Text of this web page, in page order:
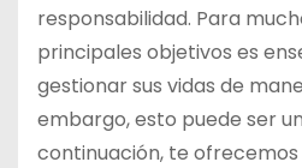
responsabilidad. Para
principales objetivos es
gestionar sus vidas de
embargo, esto puede ser
continuación, te ofrecemos